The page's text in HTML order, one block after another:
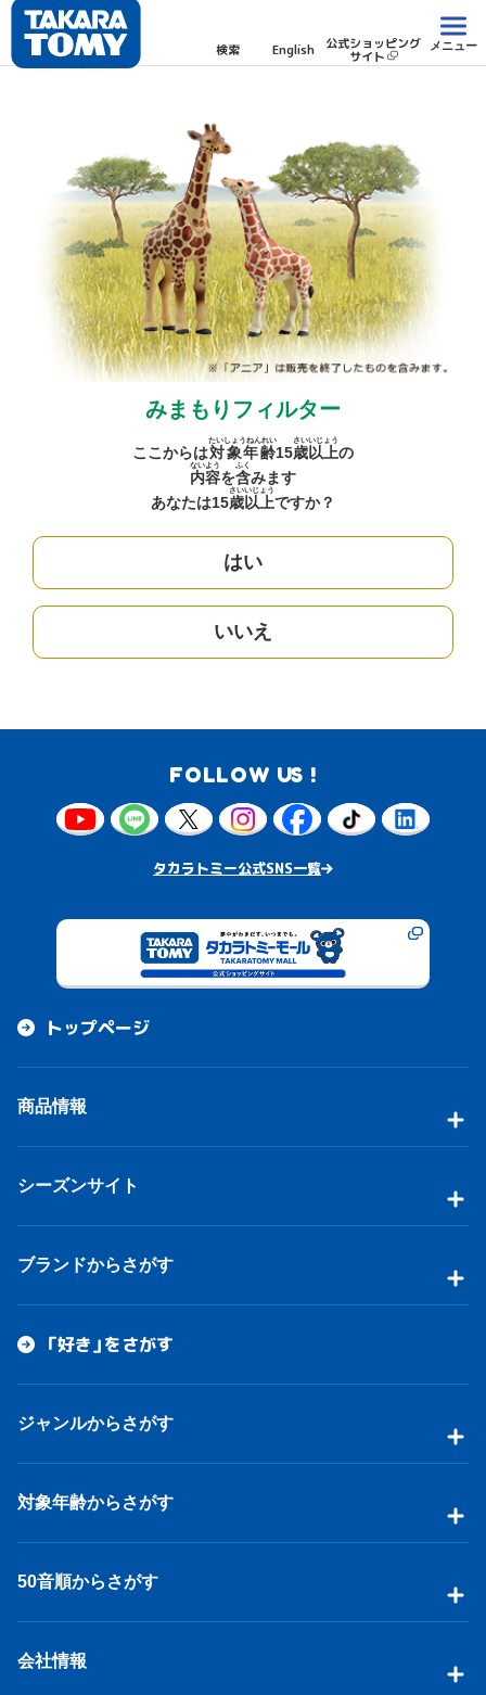
検索 English 公式ショッピング
サイト
メニュー
みまもりフィルター
ここからは対象年齢
たいしょうねんれい
15歳
さい
以上
いじょう
の
内容
ないよう
を含
ふく
みます
あなたは15歳
さい
以上
いじょう
ですか？
はい
いいえ
FOLLOW US !
タカラトミー公式SNS一覧
トップページ
商品情報
シーズンサイト
ブランドからさがす
「好き」をさがす
ジャンルからさがす
対象年齢からさがす
50音順からさがす
会社情報